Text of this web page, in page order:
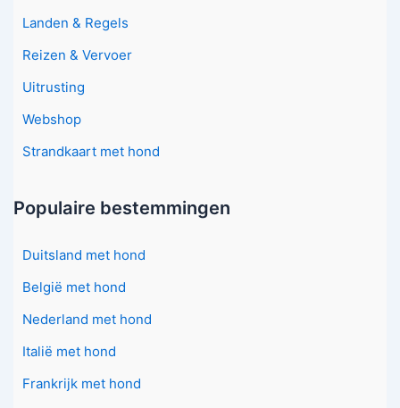
Landen & Regels
Reizen & Vervoer
Uitrusting
Webshop
Strandkaart met hond
Populaire bestemmingen
Duitsland met hond
België met hond
Nederland met hond
Italië met hond
Frankrijk met hond